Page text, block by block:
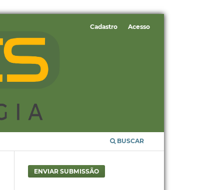
BUSCAR
Cadastro Acesso
ENVIAR SUBMISSÃO